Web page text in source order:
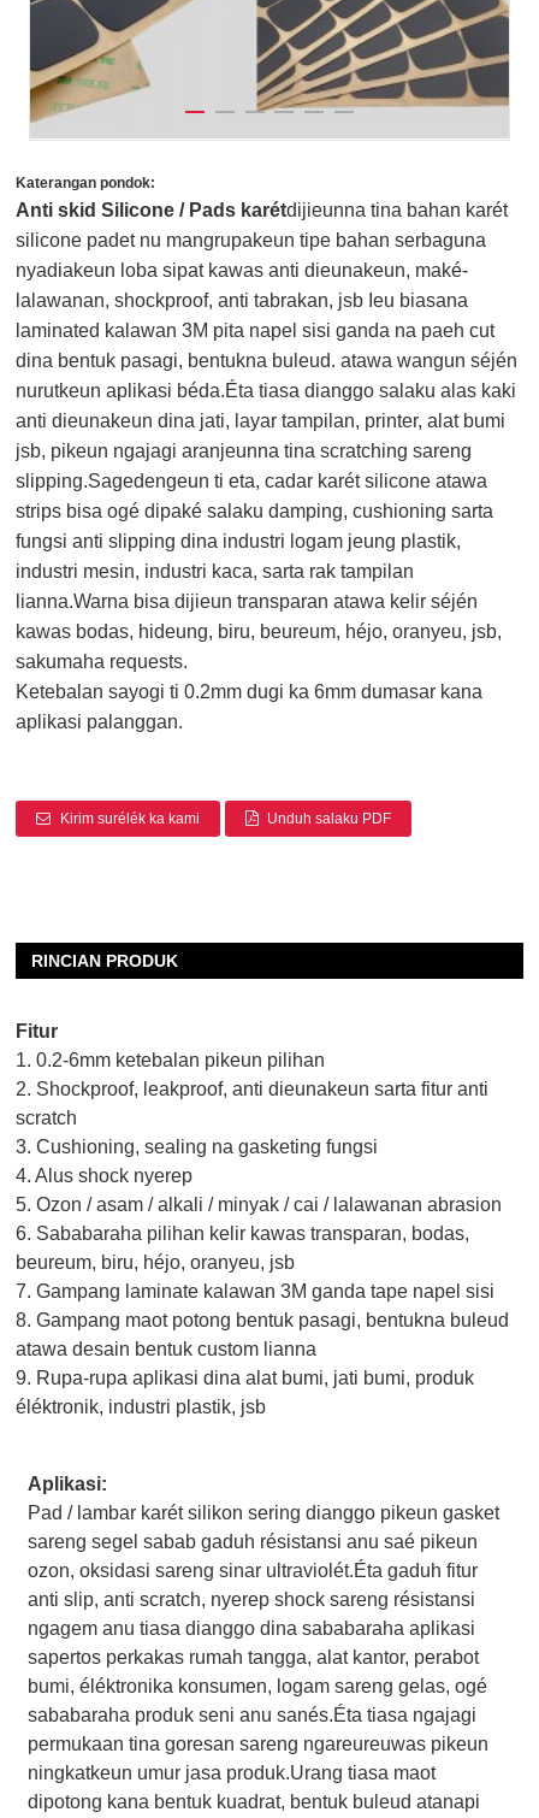
Katerangan pondok:
Anti skid Silicone / Pads karétdijieunna tina bahan karét
silicone padet nu mangrupakeun tipe bahan serbaguna
nyadiakeun loba sipat kawas anti dieunakeun, maké-
lalawanan, shockproof, anti tabrakan, jsb Ieu biasana
laminated kalawan 3M pita napel sisi ganda na paeh cut
dina bentuk pasagi, bentukna buleud. atawa wangun séjén
nurutkeun aplikasi béda.Éta tiasa dianggo salaku alas kaki
anti dieunakeun dina jati, layar tampilan, printer, alat bumi
jsb, pikeun ngajagi aranjeunna tina scratching sareng
slipping.Sagedengeun ti eta, cadar karét silicone atawa
strips bisa ogé dipaké salaku damping, cushioning sarta
fungsi anti slipping dina industri logam jeung plastik,
industri mesin, industri kaca, sarta rak tampilan
lianna.Warna bisa dijieun transparan atawa kelir séjén
kawas bodas, hideung, biru, beureum, héjo, oranyeu, jsb,
sakumaha requests.
Ketebalan sayogi ti 0.2mm dugi ka 6mm dumasar kana
aplikasi palanggan.
Kirim surélék ka kami Unduh salaku PDF
RINCIAN PRODUK
Fitur
1. 0.2-6mm ketebalan pikeun pilihan
2. Shockproof, leakproof, anti dieunakeun sarta fitur anti
scratch
3. Cushioning, sealing na gasketing fungsi
4. Alus shock nyerep
5. Ozon / asam / alkali / minyak / cai / lalawanan abrasion
6. Sababaraha pilihan kelir kawas transparan, bodas,
beureum, biru, héjo, oranyeu, jsb
7. Gampang laminate kalawan 3M ganda tape napel sisi
8. Gampang maot potong bentuk pasagi, bentukna buleud
atawa desain bentuk custom lianna
9. Rupa-rupa aplikasi dina alat bumi, jati bumi, produk
éléktronik, industri plastik, jsb
Aplikasi:
Pad / lambar karét silikon sering dianggo pikeun gasket
sareng segel sabab gaduh résistansi anu saé pikeun
ozon, oksidasi sareng sinar ultraviolét.Éta gaduh fitur
anti slip, anti scratch, nyerep shock sareng résistansi
ngagem anu tiasa dianggo dina sababaraha aplikasi
sapertos perkakas rumah tangga, alat kantor, perabot
bumi, éléktronika konsumen, logam sareng gelas, ogé
sababaraha produk seni anu sanés.Éta tiasa ngajagi
permukaan tina goresan sareng ngareureuwas pikeun
ningkatkeun umur jasa produk.Urang tiasa maot
dipotong kana bentuk kuadrat, bentuk buleud atanapi